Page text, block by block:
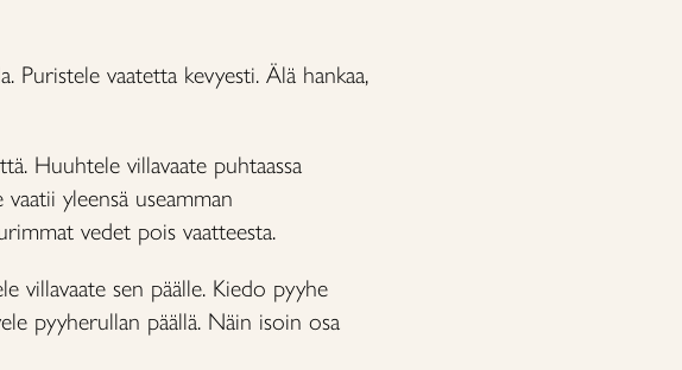
vaatetta kevyesti. Älä hankaa,
Huuhtele villavaate puhtaassa
yleensä useamman
vedet pois vaatteesta.
villavaate sen päälle. Kiedo pyyhe
pyyherullan päällä. Näin isoin osa